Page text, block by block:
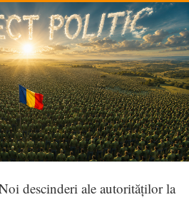
descinderi ale autorităților la